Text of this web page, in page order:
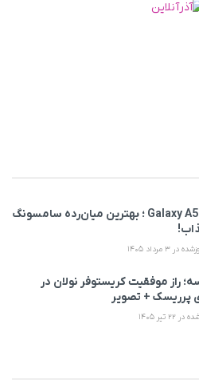
بررسی گوشی Galaxy A57 ؛ بهترین میان‌رده سامسونگ
راز موفقیت کریستوفر نولان در
پرریسک + تصویر